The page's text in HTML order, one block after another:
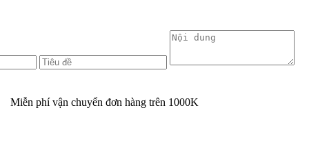
phí vận chuyển đơn hàng trên1000K